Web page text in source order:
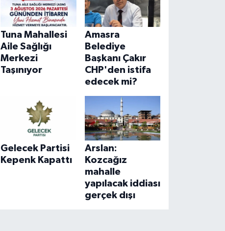
Tuna Mahallesi
Aile Sağlığı
Merkezi
Taşınıyor
Amasra
Belediye
Başkanı Çakır
CHP'den istifa
edecek mi?
Gelecek Partisi
Kepenk Kapattı
Arslan:
Kozcağız
mahalle
yapılacak iddiası
gerçek dışı